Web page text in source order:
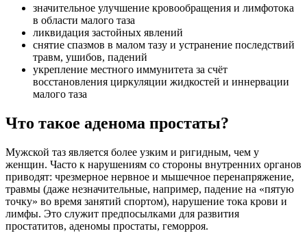
значительное улучшение кровообращения и лимфотока
в области малого таза
ликвидация застойных явлений
снятие спазмов в малом тазу и устранение последствий
травм, ушибов, падений
укрепление местного иммунитета за счёт
восстановления циркуляции жидкостей и иннервации
малого таза
Что такое аденома простаты?
Мужской таз является более узким и ригидным, чем у
женщин. Часто к нарушениям со стороны внутренних органов
приводят: чрезмерное нервное и мышечное перенапряжение,
травмы (даже незначительные, например, падение на «пятую
точку» во время занятий спортом), нарушение тока крови и
лимфы. Это служит предпосылками для развития
простатитов, аденомы простаты, геморроя.